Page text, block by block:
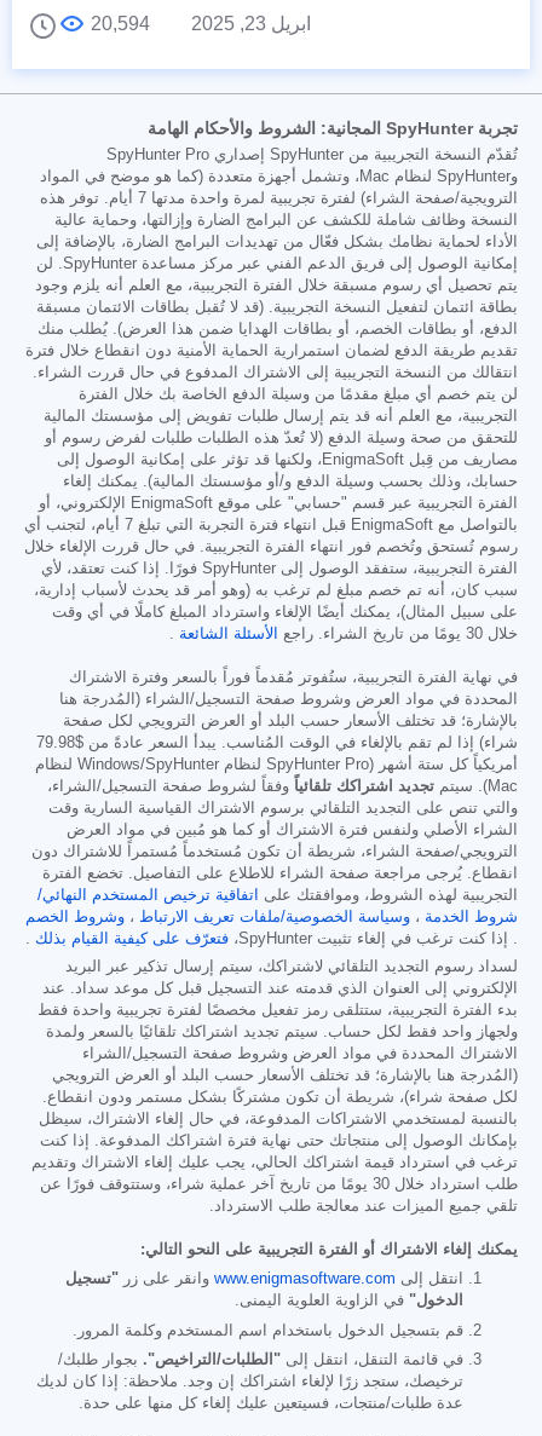
ابريل 23, 2025
20,594
تجربة SpyHunter المجانية: الشروط والأحكام الهامة
تُقدّم النسخة التجريبية من SpyHunter إصداري SpyHunter Pro
وSpyHunter لنظام Mac، وتشمل أجهزة متعددة (كما هو موضح في المواد
الترويجية/صفحة الشراء) لفترة تجريبية لمرة واحدة مدتها 7 أيام. توفر هذه
النسخة وظائف شاملة للكشف عن البرامج الضارة وإزالتها، وحماية عالية
الأداء لحماية نظامك بشكل فعّال من تهديدات البرامج الضارة، بالإضافة إلى
إمكانية الوصول إلى فريق الدعم الفني عبر مركز مساعدة SpyHunter. لن
يتم تحصيل أي رسوم مسبقة خلال الفترة التجريبية، مع العلم أنه يلزم وجود
بطاقة ائتمان لتفعيل النسخة التجريبية. (قد لا تُقبل بطاقات الائتمان مسبقة
الدفع، أو بطاقات الخصم، أو بطاقات الهدايا ضمن هذا العرض). يُطلب منك
تقديم طريقة الدفع لضمان استمرارية الحماية الأمنية دون انقطاع خلال فترة
انتقالك من النسخة التجريبية إلى الاشتراك المدفوع في حال قررت الشراء.
لن يتم خصم أي مبلغ مقدمًا من وسيلة الدفع الخاصة بك خلال الفترة
التجريبية، مع العلم أنه قد يتم إرسال طلبات تفويض إلى مؤسستك المالية
للتحقق من صحة وسيلة الدفع (لا تُعدّ هذه الطلبات طلبات لفرض رسوم أو
مصاريف من قِبل EnigmaSoft، ولكنها قد تؤثر على إمكانية الوصول إلى
حسابك، وذلك بحسب وسيلة الدفع و/أو مؤسستك المالية). يمكنك إلغاء
الفترة التجريبية عبر قسم "حسابي" على موقع EnigmaSoft الإلكتروني، أو
بالتواصل مع EnigmaSoft قبل انتهاء فترة التجربة التي تبلغ 7 أيام، لتجنب أي
رسوم تُستحق وتُخصم فور انتهاء الفترة التجريبية. في حال قررت الإلغاء خلال
الفترة التجريبية، ستفقد الوصول إلى SpyHunter فورًا. إذا كنت تعتقد، لأي
سبب كان، أنه تم خصم مبلغ لم ترغب به (وهو أمر قد يحدث لأسباب إدارية،
على سبيل المثال)، يمكنك أيضًا الإلغاء واسترداد المبلغ كاملًا في أي وقت
خلال 30 يومًا من تاريخ الشراء. راجع
الأسئلة الشائعة .
في نهاية الفترة التجريبية، ستُفوتر مُقدماً فوراً بالسعر وفترة الاشتراك
المحددة في مواد العرض وشروط صفحة التسجيل/الشراء (المُدرجة هنا
بالإشارة؛ قد تختلف الأسعار حسب البلد أو العرض الترويجي لكل صفحة
شراء) إذا لم تقم بالإلغاء في الوقت المُناسب. يبدأ السعر عادةً من $79.98
أمريكياً كل ستة أشهر (SpyHunter Pro لنظام Windows/SpyHunter لنظام
Mac). سيتم
تجديد اشتراكك تلقائياً وفقاً لشروط صفحة التسجيل/الشراء،
والتي تنص على التجديد التلقائي برسوم الاشتراك القياسية السارية وقت
الشراء الأصلي ولنفس فترة الاشتراك أو كما هو مُبين في مواد العرض
الترويجي/صفحة الشراء، شريطة أن تكون مُستخدماً مُستمراً للاشتراك دون
انقطاع. يُرجى مراجعة صفحة الشراء للاطلاع على التفاصيل. تخضع الفترة
التجريبية لهذه الشروط، وموافقتك على
اتفاقية ترخيص المستخدم النهائي/
شروط الخدمة ، وسياسة الخصوصية/ملفات تعريف الارتباط ، وشروط الخصم
. إذا كنت ترغب في إلغاء تثبيت SpyHunter،
فتعرّف على كيفية القيام بذلك .
لسداد رسوم التجديد التلقائي لاشتراكك، سيتم إرسال تذكير عبر البريد
الإلكتروني إلى العنوان الذي قدمته عند التسجيل قبل كل موعد سداد. عند
بدء الفترة التجريبية، ستتلقى رمز تفعيل مخصصًا لفترة تجريبية واحدة فقط
ولجهاز واحد فقط لكل حساب. سيتم تجديد اشتراكك تلقائيًا بالسعر ولمدة
الاشتراك المحددة في مواد العرض وشروط صفحة التسجيل/الشراء
(المُدرجة هنا بالإشارة؛ قد تختلف الأسعار حسب البلد أو العرض الترويجي
لكل صفحة شراء)، شريطة أن تكون مشتركًا بشكل مستمر ودون انقطاع.
بالنسبة لمستخدمي الاشتراكات المدفوعة، في حال إلغاء الاشتراك، سيظل
بإمكانك الوصول إلى منتجاتك حتى نهاية فترة اشتراكك المدفوعة. إذا كنت
ترغب في استرداد قيمة اشتراكك الحالي، يجب عليك إلغاء الاشتراك وتقديم
طلب استرداد خلال 30 يومًا من تاريخ آخر عملية شراء، وستتوقف فورًا عن
تلقي جميع الميزات عند معالجة طلب الاسترداد.
يمكنك إلغاء الاشتراك أو الفترة التجريبية على النحو التالي:
انتقل إلى www.enigmasoftware.com وانقر على زر "تسجيل
الدخول" في الزاوية العلوية اليمنى.
قم بتسجيل الدخول باستخدام اسم المستخدم وكلمة المرور.
في قائمة التنقل، انتقل إلى "الطلبات/التراخيص". بجوار طلبك/
ترخيصك، ستجد زرًا لإلغاء اشتراكك إن وجد. ملاحظة: إذا كان لديك
عدة طلبات/منتجات، فسيتعين عليك إلغاء كل منها على حدة.